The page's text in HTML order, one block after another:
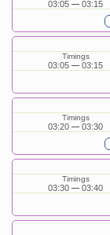
03:05 03:15
Timings
03:05 03:15
Timings
03:20 03:30
Timings
03:30 03:40